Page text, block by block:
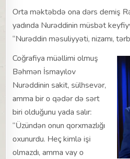
Orta məktəbdə ona dərs demiş
yadında Nurəddinin müsbət
“Nurəddin məsuliyyəti, nizamı,
Coğrafiya müəllimi olmuş
Bəhmən İsmayılov
Nurəddinin sakit, sülhsevər,
amma bir o qədər də sərt
biri olduğunu yada salır:
“Üzündən onun qorxmazlığı
oxunurdu. Heç kimlə işi
olmazdı, amma vay o